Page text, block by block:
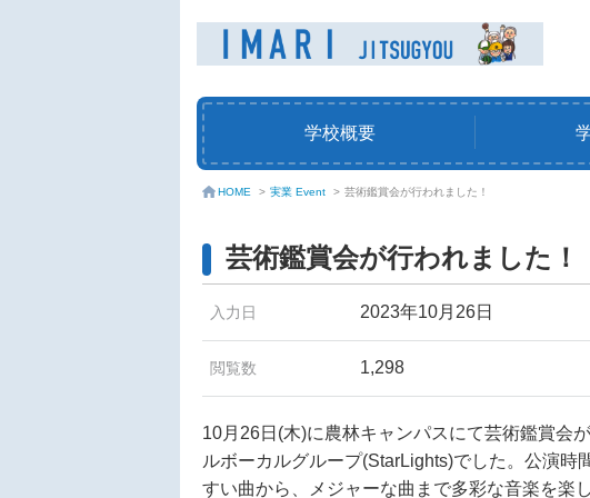
学校概要
HOME > 実業 Event > 芸術鑑賞会が行われました！
芸術鑑賞会が行われました！
入力日 2023年10月26日
閲覧数 1,298
10月26日(木)に農林キャンパスにて芸術鑑賞会
ルボーカルグループ(StarLights)でした。公演時
すい曲から、メジャーな曲まで多彩な音楽を楽